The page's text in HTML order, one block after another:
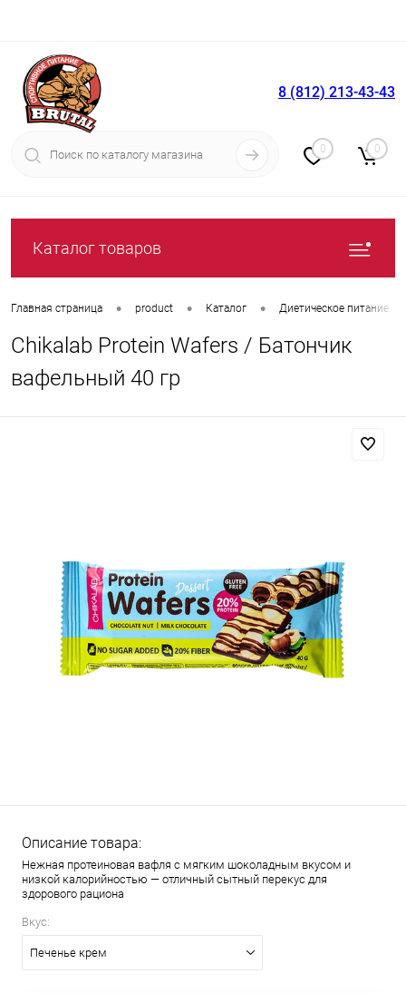
Вход Регистрация
8 (812) 213-43-43
0 0
Каталог товаров
Главная страница • product • Каталог • Диетическое питание
Chikalab Protein Wafers / Батончик
вафельный 40 гр
Описание товара:
Нежная протеиновая вафля с мягким шоколадным вкусом и
низкой калорийностью — отличный сытный перекус для
здорового рациона
Вкус:
Печенье крем